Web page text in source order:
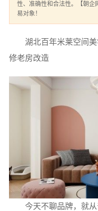
性、准确性和合法性。【朝企
易对象！
湖北百年米莱空间
修老房改造
今天不聊品牌，就